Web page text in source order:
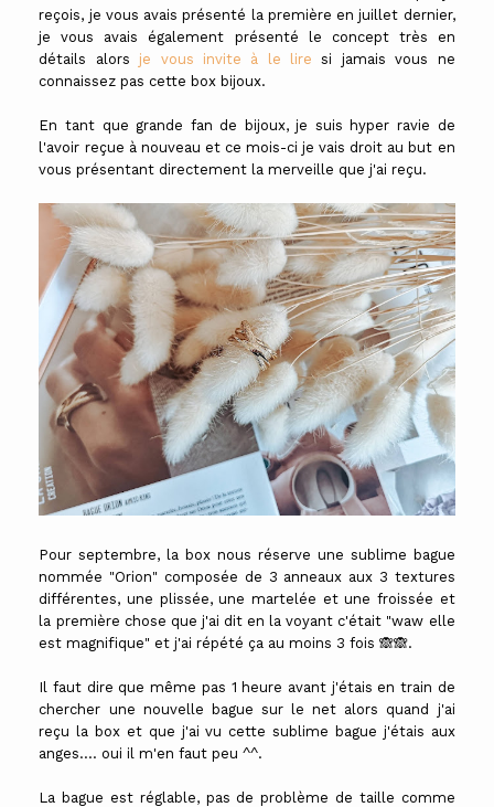
reçois, je vous avais présenté la première en juillet dernier,
je vous avais également présenté le concept très en
détails alors je vous invite à le lire si jamais vous ne
connaissez pas cette box bijoux.
En tant que grande fan de bijoux, je suis hyper ravie de
l'avoir reçue à nouveau et ce mois-ci je vais droit au but en
vous présentant directement la merveille que j'ai reçu.
Pour septembre, la box nous réserve une sublime bague
nommée "Orion" composée de 3 anneaux aux 3 textures
différentes, une plissée, une martelée et une froissée et
la première chose que j'ai dit en la voyant c'était "waw elle
est magnifique" et j'ai répété ça au moins 3 fois 🙈🙈.
Il faut dire que même pas 1 heure avant j'étais en train de
chercher une nouvelle bague sur le net alors quand j'ai
reçu la box et que j'ai vu cette sublime bague j'étais aux
anges.... oui il m'en faut peu ^^.
La bague est réglable, pas de problème de taille comme